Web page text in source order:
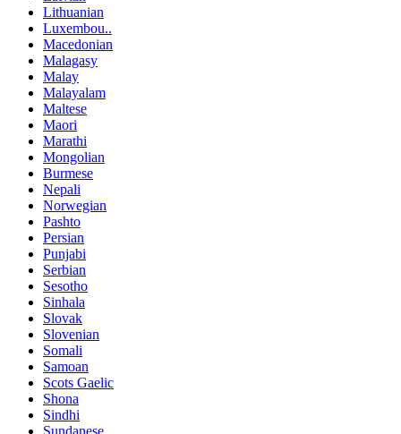
Lithuanian
Luxembou..
Macedonian
Malagasy
Malay
Malayalam
Maltese
Maori
Marathi
Mongolian
Burmese
Nepali
Norwegian
Pashto
Persian
Punjabi
Serbian
Sesotho
Sinhala
Slovak
Slovenian
Somali
Samoan
Scots Gaelic
Shona
Sindhi
Sundanese